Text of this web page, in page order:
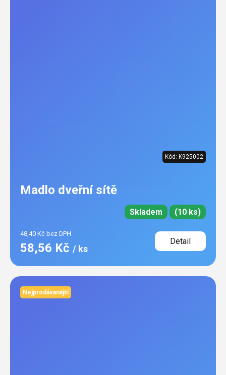
Kód: K925002
Madlo dveřní sítě
Skladem (10 ks)
48,40 Kč bez DPH
58,56 Kč / ks
Detail
Nejprodávanější